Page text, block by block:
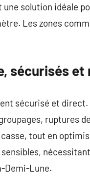
une solution idéale
Les zones
sécurisés et
sécurisé et
ruptures
tout en
Demi-Lune.